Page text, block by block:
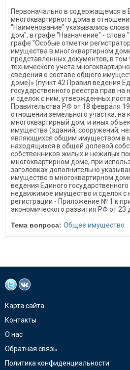
Первоначально в содержащемся в
многоквартирного дома в
"Наименование" указывались
дом", в графе "Назначение" - слова
графе "Особые отметки
имущества в многоквартирном
представленных документов, в том
технического учета
сведения о составе общего
доме)» (пункт 42 Правил ведения
государственного реестра прав
и сделок с ним, утвержденных
Правительства РФ от 18 февраля
отношении земельного участка, на
многоквартирный дом, и иных
имущества (зданий, сооружений,
являющихся общим имуществом в
находящихся в общей долевой
собственников жилых и нежилых
многоквартирном доме, при
заголовках дополнительно
имущество в многоквартирном
ведения Единого
недвижимое имущество и сделок с
регистрации - Приложение № 1 к
экономического развития РФ от 23
Тема вопроса: Общее имущество
Карта сайта
Контакты
О нас
Обратная связь
Политика конфиденциальности